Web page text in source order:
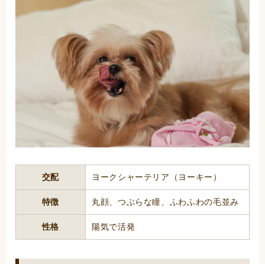
交配 ヨークシャーテリア（ヨーキー）
特徴 丸顔、つぶらな瞳、ふわふわの毛並み
性格 陽気で活発